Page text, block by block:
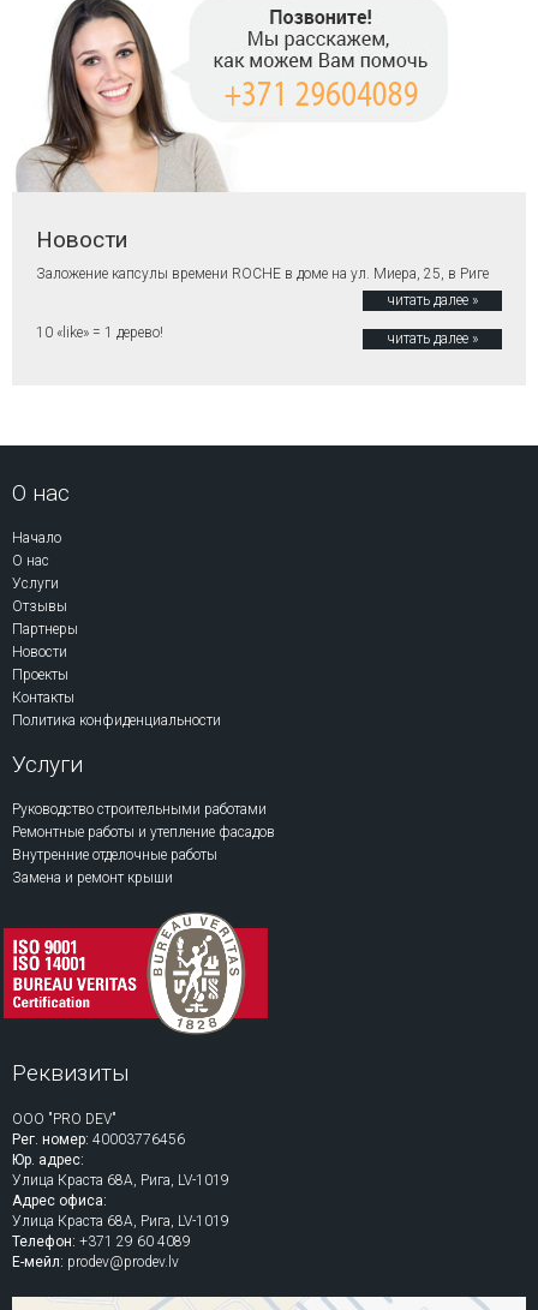
Новости
Заложение капсулы времени ROCHE в доме на ул. Миера, 25, в Риге
читать далее »
10 «like» = 1 дерево!
читать далее »
О нас
Начало
О нас
Услуги
Отзывы
Партнеры
Новости
Проекты
Контакты
Политика конфиденциальности
Услуги
Руководство строительными работами
Ремонтные работы и утепление фасадов
Внутренние отделочные работы
Замена и ремонт крыши
Реквизиты
ООО "PRO DEV"
Рег. номер: 40003776456
Юр. адрес:
Улица Краста 68A, Рига, LV-1019
Адрес офиса:
Улица Краста 68A, Рига, LV-1019
Телефон: +371 29 60 4089
Е-мейл: prodev@prodev.lv